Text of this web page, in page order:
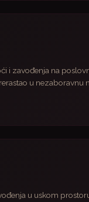
i zavođenja na
u nezaboravnu
u uskom